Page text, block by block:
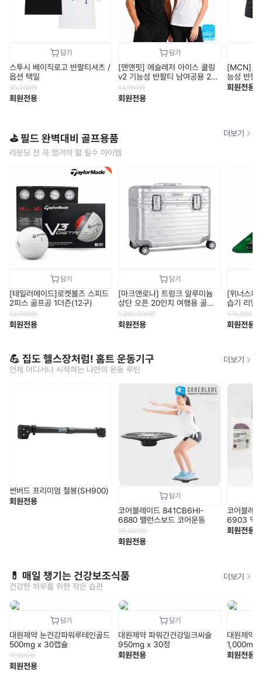
스투시 베이직로고 반팔티셔츠 /
옵션 택일
99,000원
회원전용
[맨앤핏] 에슬레저 아이스 쿨링
v2 기능성 반팔티 남여공용 2컬
러 택1
14,900원
회원전용
[MCN] 남
능성 반팔
회원전용
⛳ 필드 완벽대비 골프용품
라운딩 전 꼭 챙겨야 할 필수 아이템
더보기
[테일러메이드]로켓볼즈 스피드
2피스 골프공 1더즌(12구)
55,000원
회원전용
[마크앤로나] 트렁크 알루미늄
상단 오픈 20인치 여행용 골프
캐리어
1,280,000원
회원전용
[위너스피
습기 리얼
175,000원
회원전용
💪 집도 헬스장처럼! 홈트 운동기구
언제 어디서나 시작하는 나만의 운동 루틴
더보기
썬버드 프리미엄 철봉(SH900)
회원전용
코어블레이드 841CB6HI-
6880 밸런스보드 코어운동
25,000원
회원전용
코어블레
6903 엑
루
회원전용
💊 매일 챙기는 건강보조식품
건강한 하루를 위한 작은 습관
더보기
대원제약 눈건강파워루테인골드
500mg x 30캡슐
11,000원
회원전용
대원제약 파워간건강밀크씨슬
950mg x 30정
회원전용
대원제약
1,000mg
회원전용